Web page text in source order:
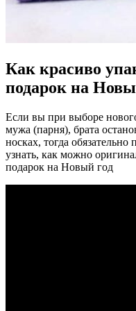
Как красиво
подарок на
Если вы при выборе
мужа (парня), брата
носках, тогда
узнать, как можно
подарок на Новый год